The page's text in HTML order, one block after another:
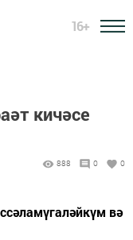
16+
кичәсе
888 0 0
вә